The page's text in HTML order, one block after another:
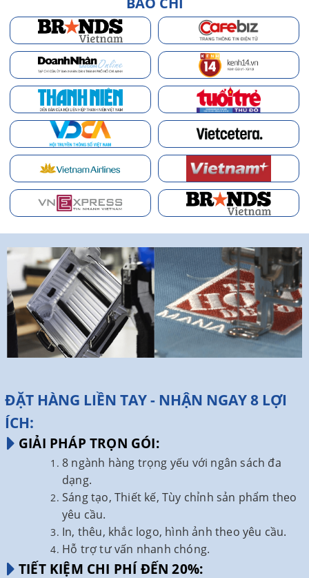
ĐẶT HÀNG LIỀN TAY - NHẬN NGAY 8 LỢI
ÍCH:
GIẢI PHÁP TRỌN GÓI:
8 ngành hàng trọng yếu với ngân sách đa
dạng.
Sáng tạo, Thiết kế, Tùy chỉnh sản phẩm theo
yêu cầu.
In, thêu, khắc logo, hình ảnh theo yêu cầu.
Hỗ trợ tư vấn nhanh chóng.
TIẾT KIỆM CHI PHÍ ĐẾN 20%: